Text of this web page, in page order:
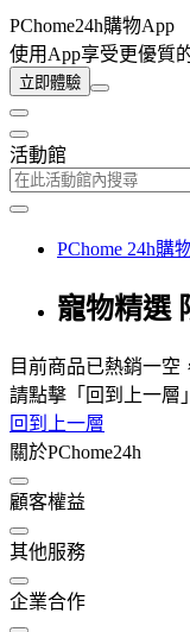
PChome24h購物App
使用App享受更優質
立即體驗
活動館
PChome 24h購
寵物精選
目前商品已熱銷一空
請點擊「回到上一層
回到上一層
關於PChome24h
顧客權益
其他服務
企業合作